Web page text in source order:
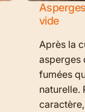
vide
Après la
asperges
fumées
naturelle.